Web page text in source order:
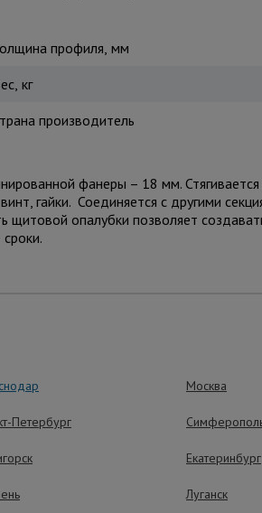
профиля, мм
кг
производитель
фанеры – 18 мм.
гайки. Соединяется с другими
щитовой опалубки позволяет
работа
Высокая
Возможно
Москва
Петербург
Екатеринбург
Луганск